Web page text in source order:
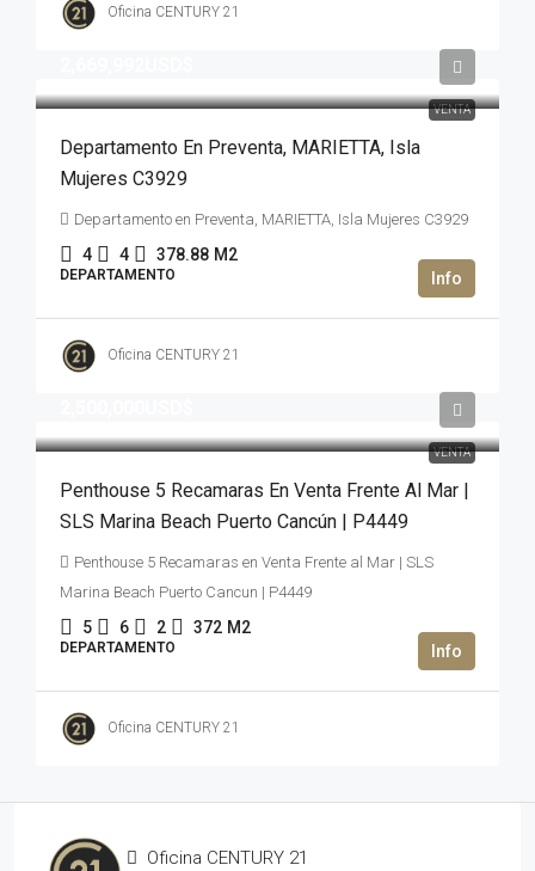
Oficina CENTURY 21
VENTA
Departamento En Preventa, MARIETTA, Isla
Mujeres C3929
Departamento en Preventa, MARIETTA, Isla Mujeres C3929
4 4 378.88 M2
DEPARTAMENTO
Oficina CENTURY 21
VENTA
Penthouse 5 Recamaras En Venta Frente Al Mar |
SLS Marina Beach Puerto Cancún | P4449
Penthouse 5 Recamaras en Venta Frente al Mar | SLS
Marina Beach Puerto Cancun | P4449
5 6 2 372 M2
DEPARTAMENTO
Oficina CENTURY 21
Oficina CENTURY 21